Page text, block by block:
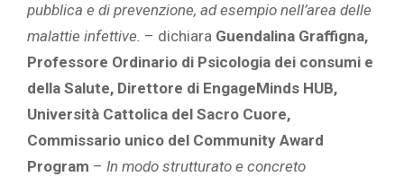
pubblica e di prevenzione, ad esempio nell’area delle
malattie infettive. – dichiara Guendalina Graffigna,
Professore Ordinario di Psicologia dei consumi e
della Salute, Direttore di EngageMinds HUB,
Università Cattolica del Sacro Cuore,
Commissario unico del Community Award
Program – In modo strutturato e concreto